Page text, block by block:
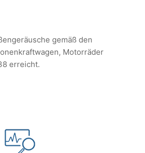
gemäß den
Motorräder
erreicht.